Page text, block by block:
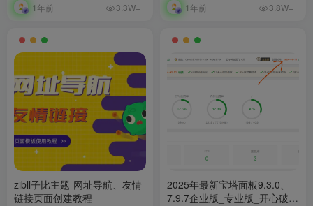
1年前 3.3W+ 1年前 3.8W+
zibll子比主题-网址导航、友情
链接页面创建教程
2025年最新宝塔面板9.3.0、
7.9.7企业版_专业版_开心破解